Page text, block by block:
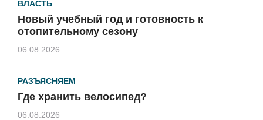
ВЛАСТЬ
Новый учебный год и готовность к
отопительному сезону
06.08.2026
РАЗЪЯСНЯЕМ
Где хранить велосипед?
06.08.2026